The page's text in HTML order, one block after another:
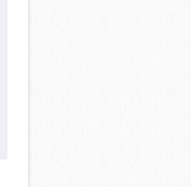
ilişkin detaylı bilgi için Ayarlar